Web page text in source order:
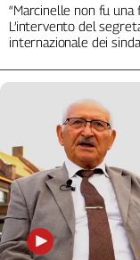
Work
in
Territori
Abruzzo-
Molise
Alto
Adige
“Marcinelle non fu
L’intervento del
internazionale dei